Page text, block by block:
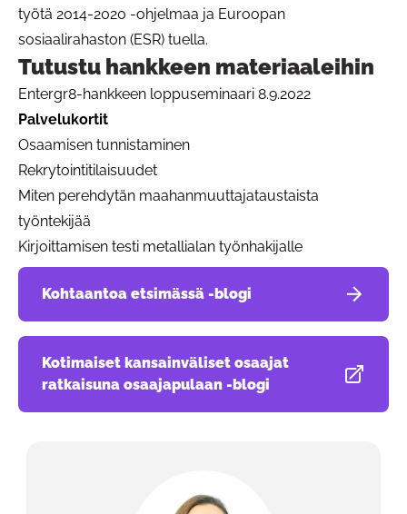
työtä 2014-2020 -ohjelmaa ja Euroopan
sosiaalirahaston (ESR) tuella.
Tutustu hankkeen materiaaleihin
Entergr8-hankkeen loppuseminaari 8.9.2022
Palvelukortit
Osaamisen tunnistaminen
Rekrytointitilaisuudet
Miten perehdytän maahanmuuttajataustaista
työntekijää
Kirjoittamisen testi metallialan työnhakijalle
Kohtaantoa etsimässä -blogi
Kotimaiset kansainväliset osaajat
ratkaisuna osaajapulaan -blogi
Avautuu uudessa välilehdessä